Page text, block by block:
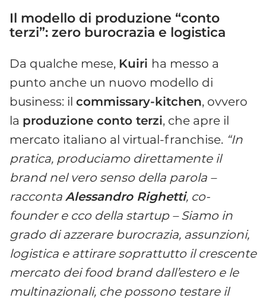
Il modello di produzione “conto
terzi”: zero burocrazia e logistica
Da qualche mese, Kuiri ha messo a
punto anche un nuovo modello di
business: il commissary-kitchen, ovvero
la produzione conto terzi, che apre il
mercato italiano al virtual-franchise. “In
pratica, produciamo direttamente il
brand nel vero senso della parola –
racconta Alessandro Righetti, co-
founder e cco della startup – Siamo in
grado di azzerare burocrazia, assunzioni,
logistica e attirare soprattutto il crescente
mercato dei food brand dall’estero e le
multinazionali, che possono testare il